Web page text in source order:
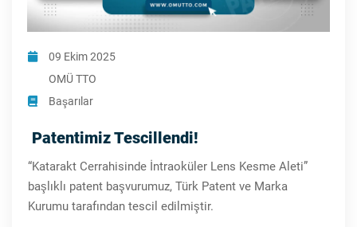
09 Ekim 2025
OMÜ TTO
Başarılar
Patentimiz Tescillendi!
“Katarakt Cerrahisinde İntraoküler Lens Kesme Aleti”
başlıklı patent başvurumuz, Türk Patent ve Marka
Kurumu tarafından tescil edilmiştir.